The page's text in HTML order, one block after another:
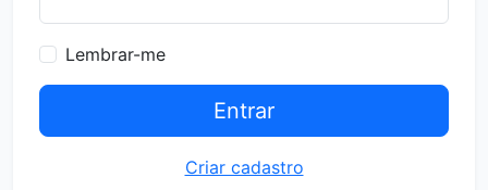
Lembrar-me
Criar cadastro